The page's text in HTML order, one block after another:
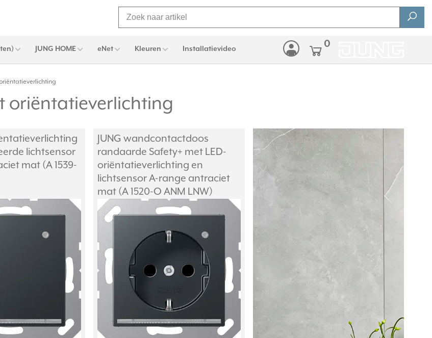
JUNG HOME eNet Kleuren Installatievideo 0
oriëntatieverlichting
lichtsensor
mat (A 1539-
JUNG wandcontactdoos
randaarde Safety+ met LED-
oriëntatieverlichting en
lichtsensor A-range antraciet
mat (A 1520-O ANM LNW)